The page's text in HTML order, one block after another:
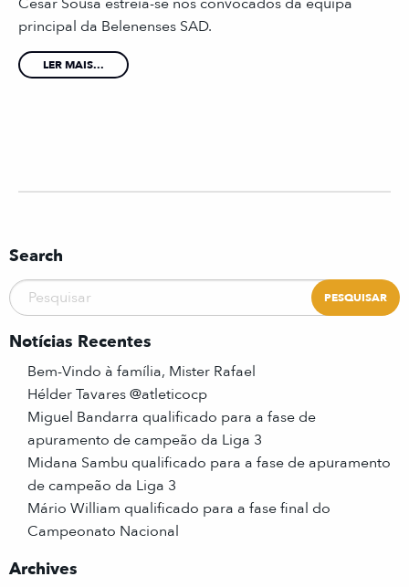
principal da Belenenses SAD.
LER MAIS...
Search
Notícias Recentes
Bem-Vindo à família, Mister Rafael
Hélder Tavares @atleticocp
Miguel Bandarra qualificado para a fase de
apuramento de campeão da Liga 3
Midana Sambu qualificado para a fase de apuramento
de campeão da Liga 3
Mário William qualificado para a fase final do
Campeonato Nacional
Archives